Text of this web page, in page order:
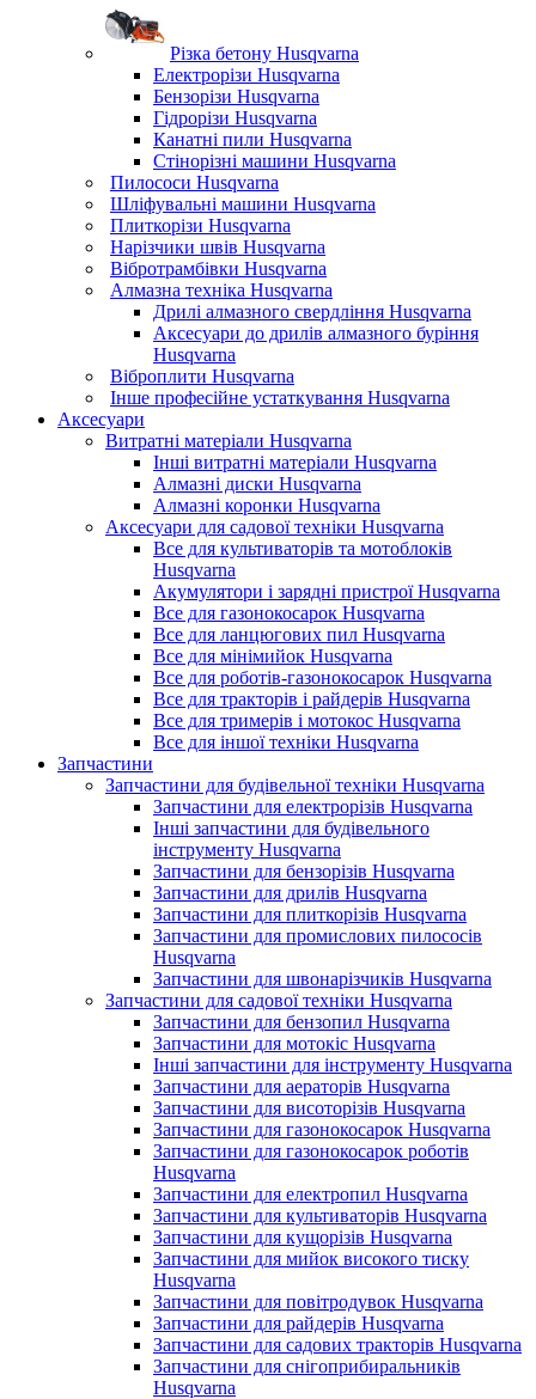
Різка бетону Husqvarna
Електрорізи Husqvarna
Бензорізи Husqvarna
Гідрорізи Husqvarna
Канатні пили Husqvarna
Стінорізні машини Husqvarna
Пилососи Husqvarna
Шліфувальні машини Husqvarna
Плиткорізи Husqvarna
Нарізчики швів Husqvarna
Вібротрамбівки Husqvarna
Алмазна техніка Husqvarna
Дрилі алмазного свердління Husqvarna
Аксесуари до дрилів алмазного буріння
Husqvarna
Віброплити Husqvarna
Інше професійне устаткування Husqvarna
Аксесуари
Витратні матеріали Husqvarna
Інші витратні матеріали Husqvarna
Алмазні диски Husqvarna
Алмазні коронки Husqvarna
Аксесуари для садової техніки Husqvarna
Все для культиваторів та мотоблоків
Husqvarna
Акумулятори і зарядні пристрої Husqvarna
Все для газонокосарок Husqvarna
Все для ланцюгових пил Husqvarna
Все для мінімийок Husqvarna
Все для роботів-газонокосарок Husqvarna
Все для тракторів і райдерів Husqvarna
Все для тримерів і мотокос Husqvarna
Все для іншої техніки Husqvarna
Запчастини
Запчастини для будівельної техніки Husqvarna
Запчастини для електрорізів Husqvarna
Інші запчастини для будівельного
інструменту Husqvarna
Запчастини для бензорізів Husqvarna
Запчастини для дрилів Husqvarna
Запчастини для плиткорізів Husqvarna
Запчастини для промислових пилососів
Husqvarna
Запчастини для швонарізчиків Husqvarna
Запчастини для садової техніки Husqvarna
Запчастини для бензопил Husqvarna
Запчастини для мотокіс Husqvarna
Інші запчастини для інструменту Husqvarna
Запчастини для аераторів Husqvarna
Запчастини для висоторізів Husqvarna
Запчастини для газонокосарок Husqvarna
Запчастини для газонокосарок роботів
Husqvarna
Запчастини для електропил Husqvarna
Запчастини для культиваторів Husqvarna
Запчастини для кущорізів Husqvarna
Запчастини для мийок високого тиску
Husqvarna
Запчастини для повітродувок Husqvarna
Запчастини для райдерів Husqvarna
Запчастини для садових тракторів Husqvarna
Запчастини для снігоприбиральників
Husqvarna